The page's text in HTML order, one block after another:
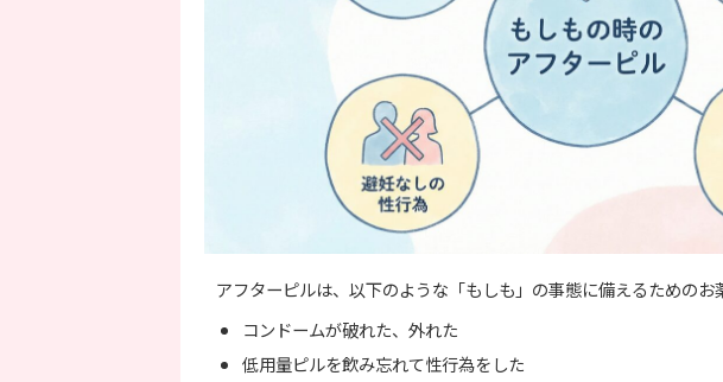
アフターピルは、以下のような「もしも」の事態に備えるためのお
コンドームが破れた、外れた
低用量ピルを飲み忘れて性行為をした